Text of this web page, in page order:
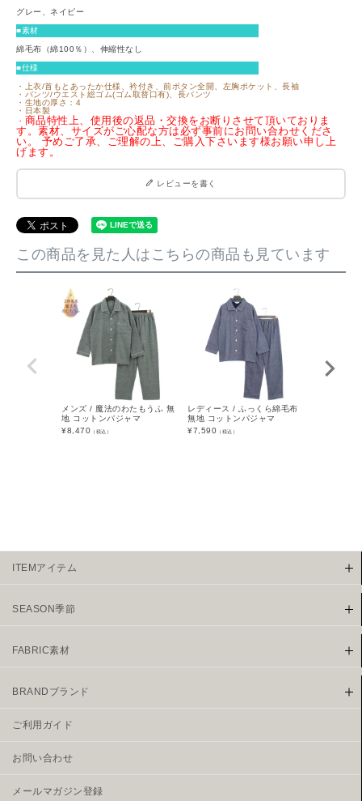
グレー、ネイビー
■素材
綿毛布（綿100％）、伸縮性なし
■仕様
・上衣/首もとあったか仕様、衿付き、前ボタン全開、左胸ポケット、長袖
・パンツ/ウエスト総ゴム(ゴム取替口有)、長パンツ
・生地の厚さ：4
・日本製
・ 商品特性上、使用後の返品・交換をお断りさせて頂いておりま
す。素材、サイズがご心配な方は必ず事前にお問い合わせくださ
い。 予めご了承、ご理解の上、ご購入下さいます様お願い申し上
げます。
レビューを書く
この商品を見た人はこちらの商品も見ています
メンズ / 魔法のわたもうふ 無
地 コットンパジャマ
¥8,470 （税込）
レディース / ふっくら綿毛布
無地 コットンパジャマ
¥7,590 （税込）
ITEMアイテム
SEASON季節
FABRIC素材
BRANDブランド
ご利用ガイド
お問い合わせ
メールマガジン登録